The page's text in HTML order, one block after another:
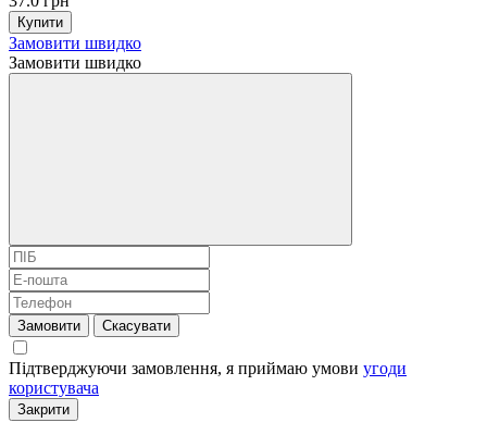
Купити
Замовити швидко
Замовити швидко
Замовити Скасувати
Підтверджуючи замовлення, я приймаю умови угоди
користувача
Закрити